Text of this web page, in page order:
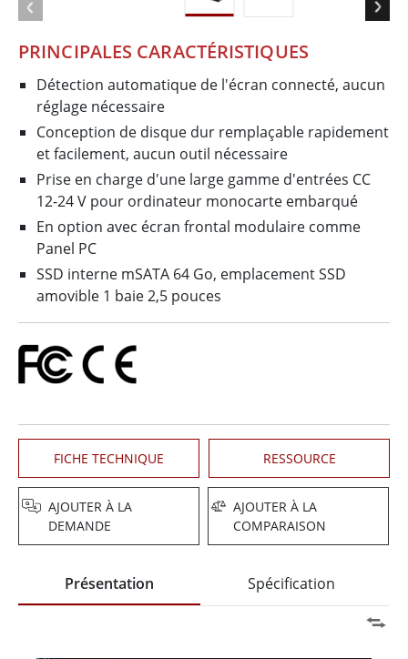
PRINCIPALES CARACTÉRISTIQUES
Détection automatique de l'écran connecté, aucun
réglage nécessaire
Conception de disque dur remplaçable rapidement
et facilement, aucun outil nécessaire
Prise en charge d'une large gamme d'entrées CC
12-24 V pour ordinateur monocarte embarqué
En option avec écran frontal modulaire comme
Panel PC
SSD interne mSATA 64 Go, emplacement SSD
amovible 1 baie 2,5 pouces
FICHE TECHNIQUE RESSOURCE
AJOUTER À LA
DEMANDE
AJOUTER À LA
COMPARAISON
Présentation Spécification